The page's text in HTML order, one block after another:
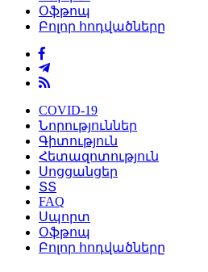
Օֆթոպ
Բոլոր հոդվածները
COVID-19
Նորություններ
Գիտություն
Հետազոտություն
Սոցցանցեր
ՏՏ
FAQ
Սպորտ
Օֆթոպ
Բոլոր հոդվածները